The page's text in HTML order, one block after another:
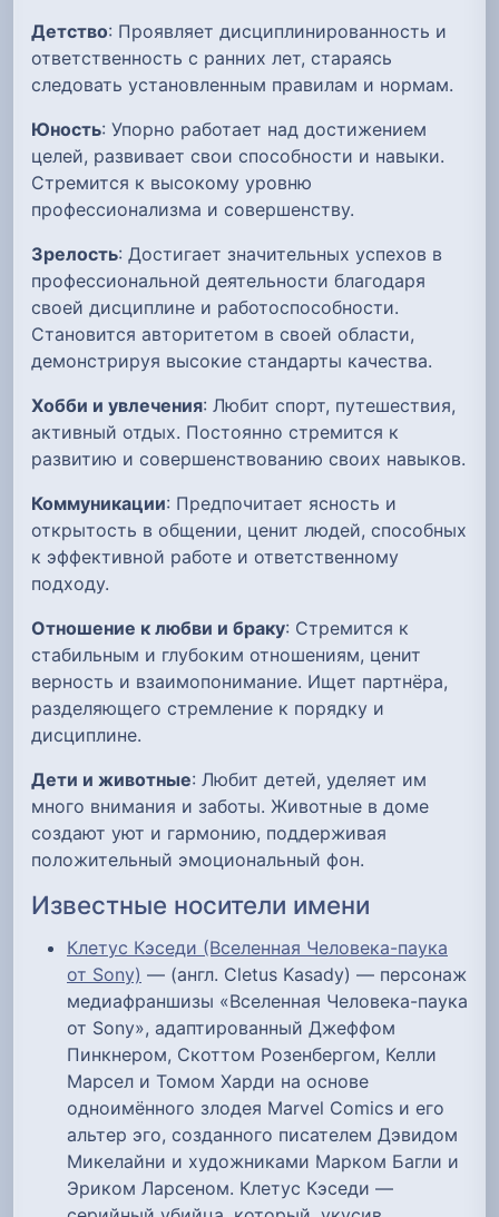
Детство: Проявляет дисциплинированность и
ответственность с ранних лет, стараясь
следовать установленным правилам и нормам.
Юность: Упорно работает над достижением
целей, развивает свои способности и навыки.
Стремится к высокому уровню
профессионализма и совершенству.
Зрелость: Достигает значительных успехов в
профессиональной деятельности благодаря
своей дисциплине и работоспособности.
Становится авторитетом в своей области,
демонстрируя высокие стандарты качества.
Хобби и увлечения: Любит спорт, путешествия,
активный отдых. Постоянно стремится к
развитию и совершенствованию своих навыков.
Коммуникации: Предпочитает ясность и
открытость в общении, ценит людей, способных
к эффективной работе и ответственному
подходу.
Отношение к любви и браку: Стремится к
стабильным и глубоким отношениям, ценит
верность и взаимопонимание. Ищет партнёра,
разделяющего стремление к порядку и
дисциплине.
Дети и животные: Любит детей, уделяет им
много внимания и заботы. Животные в доме
создают уют и гармонию, поддерживая
положительный эмоциональный фон.
Известные носители имени
Клетус Кэседи (Вселенная Человека-паука
от Sony) — (англ. Cletus Kasady) — персонаж
медиафраншизы «Вселенная Человека-паука
от Sony», адаптированный Джеффом
Пинкнером, Скоттом Розенбергом, Келли
Марсел и Томом Харди на основе
одноимённого злодея Marvel Comics и его
альтер эго, созданного писателем Дэвидом
Микелайни и художниками Марком Багли и
Эриком Ларсеном. Клетус Кэседи —